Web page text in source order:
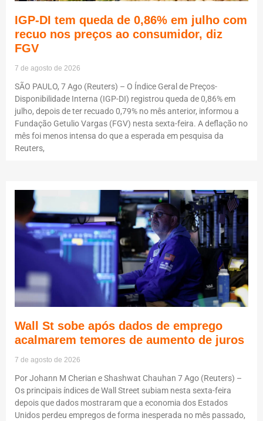
IGP-DI tem queda de 0,86% em julho com
recuo nos preços ao consumidor, diz
FGV
7 de agosto de 2026
SÃO PAULO, 7 Ago (Reuters) – O Índice Geral de Preços-
Disponibilidade Interna (IGP-DI) registrou queda de 0,86% em
julho, depois de ter recuado 0,79% no mês anterior, informou a
Fundação Getulio Vargas (FGV) nesta sexta-feira. A deflação no
mês foi menos intensa do que a esperada em pesquisa da
Reuters,
Wall St sobe após dados de emprego
acalmarem temores de aumento de juros
7 de agosto de 2026
Por Johann M Cherian e Shashwat Chauhan 7 Ago (Reuters) –
Os principais índices de Wall Street subiam nesta sexta-feira
depois que dados mostraram que a economia dos Estados
Unidos perdeu empregos de forma inesperada no mês passado,